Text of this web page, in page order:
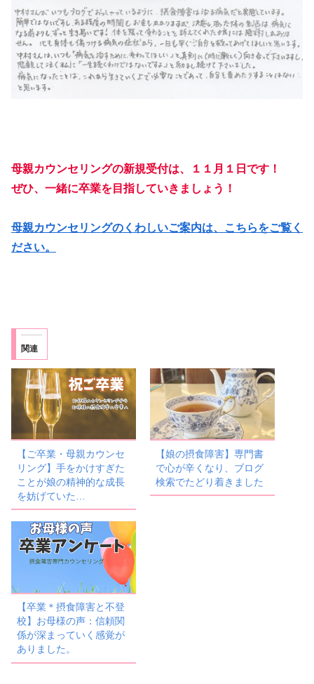
母親カウンセリングの新規受付は、１１月１日です！
ぜひ、一緒に卒業を目指していきましょう！
母親カウンセリングのくわしいご案内は、こちらをご覧く
ださい。
関連
【ご卒業・母親カウンセ
リング】手をかけすぎた
ことが娘の精神的な成長
を妨げていた…
【娘の摂食障害】専門書
で心が辛くなり、ブログ
検索でたどり着きました
【卒業＊摂食障害と不登
校】お母様の声：信頼関
係が深まっていく感覚が
ありました。